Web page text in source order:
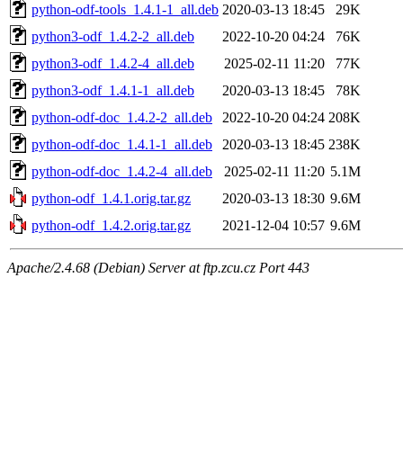
python-odf-tools_1.4.1-1_all.deb 2020-03-13 18:45
29K
python3-odf_1.4.2-2_all.deb
2022-10-20 04:24
76K
python3-odf_1.4.2-4_all.deb
2025-02-11 11:20
77K
python3-odf_1.4.1-1_all.deb
2020-03-13 18:45
78K
python-odf-doc_1.4.2-2_all.deb
2022-10-20 04:24 208K
python-odf-doc_1.4.1-1_all.deb
2020-03-13 18:45 238K
python-odf-doc_1.4.2-4_all.deb
2025-02-11 11:20 5.1M
python-odf_1.4.1.orig.tar.gz
2020-03-13 18:30 9.6M
python-odf_1.4.2.orig.tar.gz
2021-12-04 10:57 9.6M
Apache/2.4.68 (Debian) Server at ftp.zcu.cz Port 443